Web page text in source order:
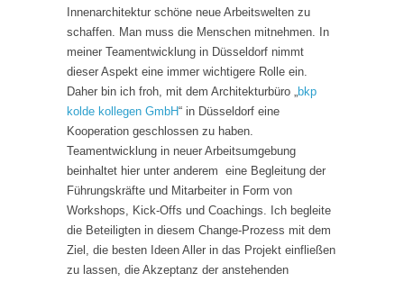
Innenarchitektur schöne neue Arbeitswelten zu
schaffen. Man muss die Menschen mitnehmen. In
meiner Teamentwicklung in Düsseldorf nimmt
dieser Aspekt eine immer wichtigere Rolle ein.
Daher bin ich froh, mit dem Architekturbüro „bkp
kolde kollegen GmbH“ in Düsseldorf eine
Kooperation geschlossen zu haben.
Teamentwicklung in neuer Arbeitsumgebung
beinhaltet hier unter anderem eine Begleitung der
Führungskräfte und Mitarbeiter in Form von
Workshops, Kick-Offs und Coachings. Ich begleite
die Beteiligten in diesem Change-Prozess mit dem
Ziel, die besten Ideen Aller in das Projekt einfließen
zu lassen, die Akzeptanz der anstehenden